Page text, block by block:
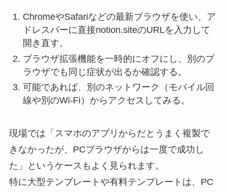
ChromeやSafariなどの最新ブラウザを使い、ア
ドレスバーに直接notion.siteのURLを入力して
開き直す。
ブラウザ拡張機能を一時的にオフにし、別のブ
ラウザでも同じ症状が出るか確認する。
可能であれば、別のネットワーク（モバイル回
線や別のWi-Fi）からアクセスしてみる。
現場では「スマホのアプリからだとうまく複製で
きなかったが、PCブラウザからは一度で成功し
た」というケースもよく見られます。
特に大型テンプレートや有料テンプレートは、PC